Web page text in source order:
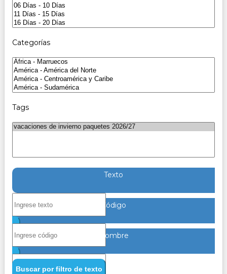
Categorías
Tags
Texto
Código
Nombre
Buscar por filtro de texto